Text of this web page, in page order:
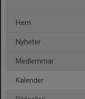
Hem
Nyheter
Medlemmar
Kalender